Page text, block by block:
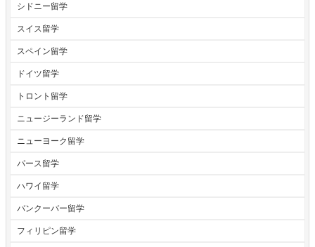
シドニー留学
スイス留学
スペイン留学
ドイツ留学
トロント留学
ニュージーランド留学
ニューヨーク留学
パース留学
ハワイ留学
バンクーバー留学
フィリピン留学